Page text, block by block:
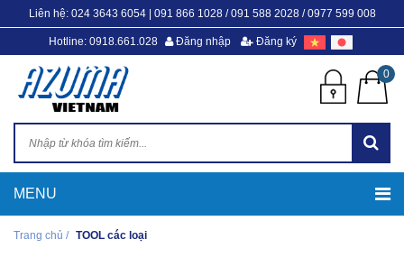
Liên hệ: 024 3643 6054| 091 866 1028 / 091 588 2028 / 0977 599 008
Hotline: 0918.661.028 Đăng nhập Đăng ký
0
Trang chủ / TOOL các loại